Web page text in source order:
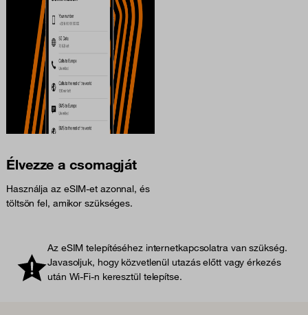
Élvezze a csomagját
Használja az eSIM-et azonnal, és
töltsön fel, amikor szükséges.
Az eSIM telepítéséhez internetkapcsolatra van szükség.
Javasoljuk, hogy közvetlenül utazás előtt vagy érkezés
után Wi-Fi-n keresztül telepítse.